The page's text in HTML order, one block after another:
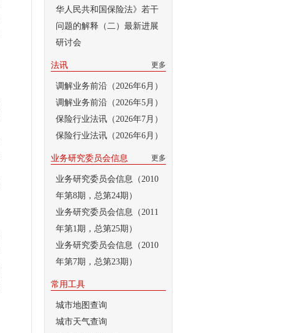
华人民共和国保险法》若干
问题的解释（二）最新进展
研讨会
更多
法讯
调解业务前沿（2026年6月）
调解业务前沿（2026年5月）
保险行业法讯（2026年7月）
保险行业法讯（2026年6月）
更多
业务研究委员会信息
业务研究委员会信息（2010
年第8期，总第24期）
业务研究委员会信息（2011
年第1期，总第25期）
业务研究委员会信息（2010
年第7期，总第23期）
常用工具
城市地图查询
城市天气查询